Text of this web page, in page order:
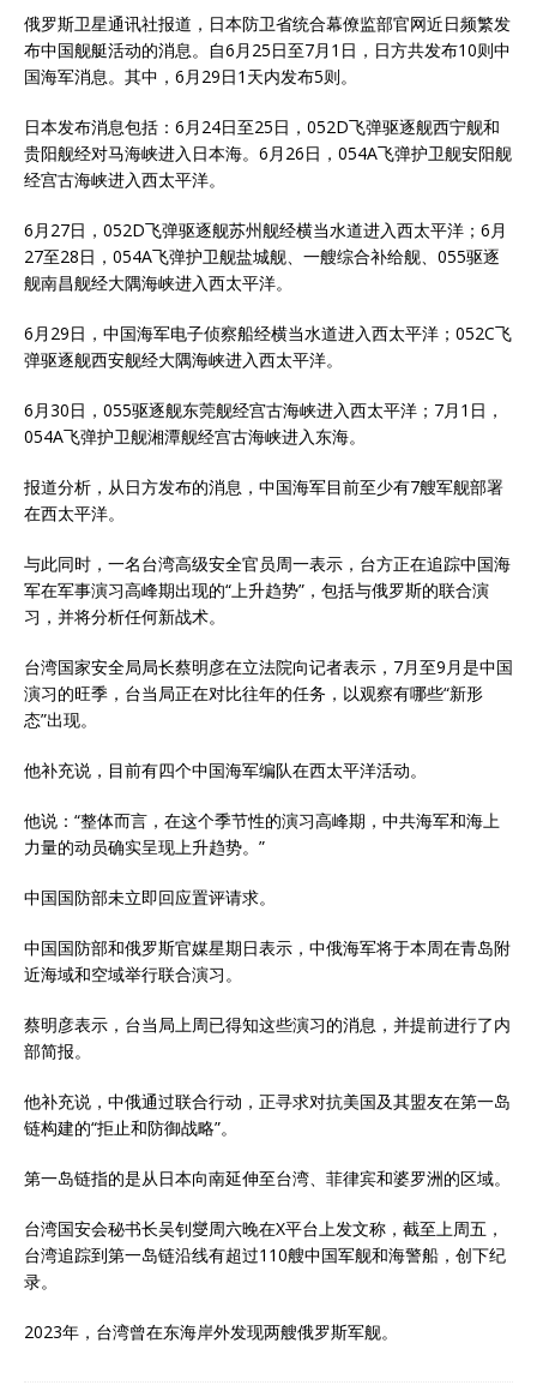
俄罗斯卫星通讯社报道，日本防卫省统合幕僚监部官网近日频繁发
布中国舰艇活动的消息。自6月25日至7月1日，日方共发布10则中
国海军消息。其中，6月29日1天内发布5则。
日本发布消息包括：6月24日至25日，052D飞弹驱逐舰西宁舰和
贵阳舰经对马海峡进入日本海。6月26日，054A飞弹护卫舰安阳舰
经宫古海峡进入西太平洋。
6月27日，052D飞弹驱逐舰苏州舰经横当水道进入西太平洋；6月
27至28日，054A飞弹护卫舰盐城舰、一艘综合补给舰、055驱逐
舰南昌舰经大隅海峡进入西太平洋。
6月29日，中国海军电子侦察船经横当水道进入西太平洋；052C飞
弹驱逐舰西安舰经大隅海峡进入西太平洋。
6月30日，055驱逐舰东莞舰经宫古海峡进入西太平洋；7月1日，
054A飞弹护卫舰湘潭舰经宫古海峡进入东海。
报道分析，从日方发布的消息，中国海军目前至少有7艘军舰部署
在西太平洋。
与此同时，一名台湾高级安全官员周一表示，台方正在追踪中国海
军在军事演习高峰期出现的“上升趋势”，包括与俄罗斯的联合演
习，并将分析任何新战术。
台湾国家安全局局长蔡明彦在立法院向记者表示，7月至9月是中国
演习的旺季，台当局正在对比往年的任务，以观察有哪些“新形
态”出现。
他补充说，目前有四个中国海军编队在西太平洋活动。
他说：“整体而言，在这个季节性的演习高峰期，中共海军和海上
力量的动员确实呈现上升趋势。”
中国国防部未立即回应置评请求。
中国国防部和俄罗斯官媒星期日表示，中俄海军将于本周在青岛附
近海域和空域举行联合演习。
蔡明彦表示，台当局上周已得知这些演习的消息，并提前进行了内
部简报。
他补充说，中俄通过联合行动，正寻求对抗美国及其盟友在第一岛
链构建的“拒止和防御战略”。
第一岛链指的是从日本向南延伸至台湾、菲律宾和婆罗洲的区域。
台湾国安会秘书长吴钊燮周六晚在X平台上发文称，截至上周五，
台湾追踪到第一岛链沿线有超过110艘中国军舰和海警船，创下纪
录。
2023年，台湾曾在东海岸外发现两艘俄罗斯军舰。